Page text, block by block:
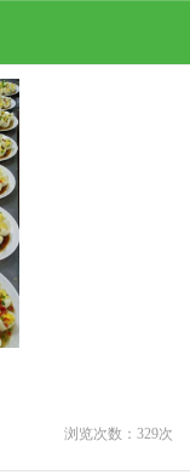
浏览次数： 329次